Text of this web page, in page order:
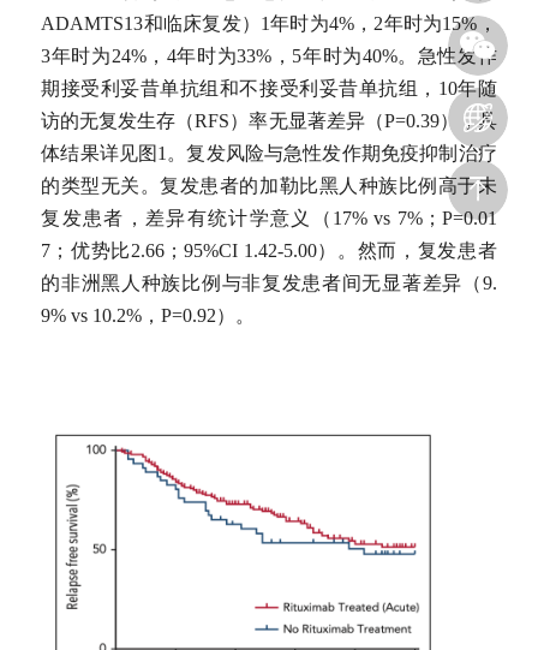
ADAMTS13和临床复发）1年时为4%，2年时为15%，
3年时为24%，4年时为33%，5年时为40%。急性发作
期接受利妥昔单抗组和不接受利妥昔单抗组，10年随
访的无复发生存（RFS）率无显著差异（P=0.39），具
体结果详见图1。复发风险与急性发作期免疫抑制治疗
的类型无关。复发患者的加勒比黑人种族比例高于未
复发患者，差异有统计学意义（17% vs 7%；P=0.01
7；优势比2.66；95%CI 1.42-5.00）。然而，复发患者
的非洲黑人种族比例与非复发患者间无显著差异（9.
9% vs 10.2%，P=0.92）。